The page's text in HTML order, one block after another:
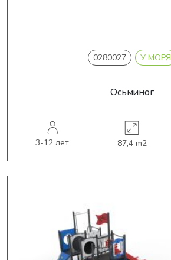
0280027 У МОРЯ
Осьминог
3-12 лет 87,4 m2